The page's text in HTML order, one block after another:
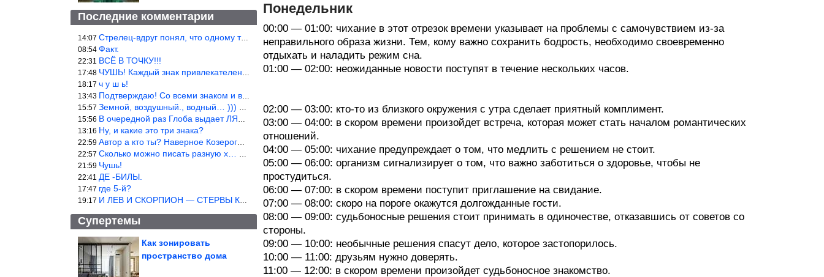
Последние комментарии
14:07 Стрелец-вдруг понял, что одному то и жить легче.
08:54 Факт.
22:31 ВСЁ В ТОЧКУ!!!
17:48 ЧУШЬ! Каждый знак привлекателен! И среди Весов, Близнецов встреч
18:17 ч у ш ь!
13:43 Подтверждаю! Со всеми знаком и все одиноки и Я )))
15:57 Земной, воздушный., водный… ))) выбери сам трех из 9 )))
15:56 В очередной раз Глоба выдает ЛЯП! А корректоры, редакторы пропус
13:16 Ну, и какие это три знака?
22:59 Автор а кто ты? Наверное Козерог… Рога жена Рыба наставила ))
22:57 Сколько можно писать разную х… йню? Автор что то обкурился?
21:59 Чушь!
22:41 ДЕ -БИЛЫ.
17:47 где 5-й?
19:17 И ЛЕВ И СКОРПИОН — СТЕРВЫ КАКИХ ЕЩЕ ПОИСКАТЬ НАДО
Супертемы
Смешные видео для
Как зонировать
пространство дома
Понедельник
00:00 — 01:00: чихание в этот отрезок времени указывает на проблемы с самочувствием из-за
неправильного образа жизни. Тем, кому важно сохранить бодрость, необходимо своевременно
отдыхать и наладить режим сна.
01:00 — 02:00: неожиданные новости поступят в течение нескольких часов.
02:00 — 03:00: кто-то из близкого окружения с утра сделает приятный комплимент.
03:00 — 04:00: в скором времени произойдет встреча, которая может стать началом романтических
отношений.
04:00 — 05:00: чихание предупреждает о том, что медлить с решением не стоит.
05:00 — 06:00: организм сигнализирует о том, что важно заботиться о здоровье, чтобы не
простудиться.
06:00 — 07:00: в скором времени поступит приглашение на свидание.
07:00 — 08:00: скоро на пороге окажутся долгожданные гости.
08:00 — 09:00: судьбоносные решения стоит принимать в одиночестве, отказавшись от советов со
стороны.
09:00 — 10:00: необычные решения спасут дело, которое застопорилось.
10:00 — 11:00: друзьям нужно доверять.
11:00 — 12:00: в скором времени произойдет судьбоносное знакомство.